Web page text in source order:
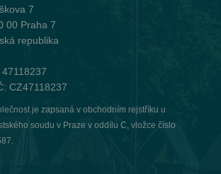
7
00 Praha 7
republika
47118237
CZ47118237
je zapsaná v obchodním rejstříku u
soudu v Praze v oddílu C, vložce číslo